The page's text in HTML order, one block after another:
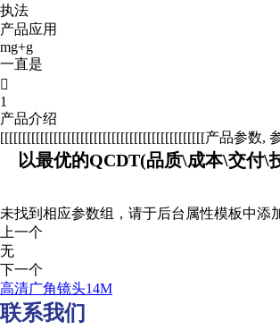
执法
产品应用
mg+g
一直是

1
产品介绍
[[[[[[[[[[[[[[[[[[[[[[[[[[[[[[[[[[[[[[[[[[[[[[产品参数,
以最优的QCDT(品质\成本\交付\
未找到相应参数组，请于后台属性模板中添
上一个
无
下一个
高清广角镜头14M
联系我们